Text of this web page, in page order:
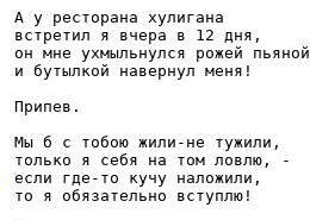
А у ресторана хулигана
встретил я вчера в 12 дня,
он мне ухмыльнулся рожей пьяной
и бутылкой навернул меня!
Припев.
Мы б с тобою жили-не тужили,
только я себя на том ловлю, -
если где-то кучу наложили,
то я обязательно вступлю!